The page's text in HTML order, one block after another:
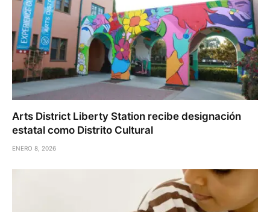
Arts District Liberty Station recibe designación
estatal como Distrito Cultural
ENERO 8, 2026